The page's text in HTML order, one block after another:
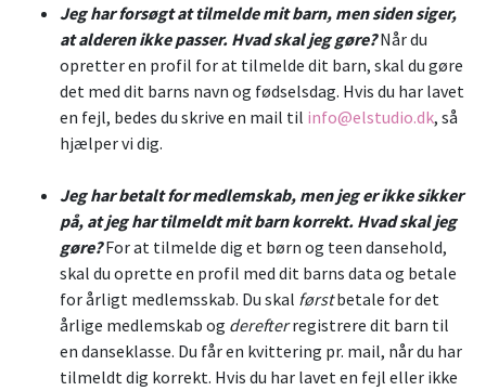
Jeg har forsøgt at tilmelde mit barn, men siden siger,
at alderen ikke passer. Hvad skal jeg gøre?Når du
opretter en profil for at tilmelde dit barn, skal du gøre
det med dit barns navn og fødselsdag. Hvis du har lavet
en fejl, bedes du skrive en mail til info@elstudio.dk, så
hjælper vi dig.
Jeg har betalt for medlemskab, men jeg er ikke sikker
på, at jeg har tilmeldt mit barn korrekt. Hvad skal jeg
gøre?For at tilmelde dig et børn og teen dansehold,
skal du oprette en profil med dit barns data og betale
for årligt medlemsskab. Du skal førstbetale for det
årlige medlemskab og derefterregistrere dit barn til
en danseklasse. Du får en kvittering pr. mail, når du har
tilmeldt dig korrekt. Hvis du har lavet en fejl eller ikke